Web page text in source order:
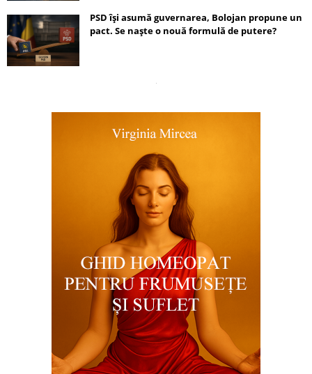
PSD își asumă guvernarea, Bolojan propune un
pact. Se naște o nouă formulă de putere?